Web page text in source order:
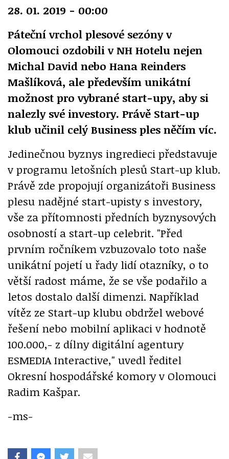
28. 01. 2019 - 00:00
Páteční vrchol plesové sezóny v
Olomouci ozdobili v NH Hotelu nejen
Michal David nebo Hana Reinders
Mašlíková, ale především unikátní
možnost pro vybrané start-upy, aby si
nalezly své investory. Právě Start-up
klub učinil celý Business ples něčím víc.
Jedinečnou byznys ingredieci představuje
v programu letošních plesů Start-up klub.
Právě zde propojují organizátoři Business
plesu nadějné start-upisty s investory,
vše za přítomnosti předních byznysových
osobností a start-up celebrit. "Před
prvním ročníkem vzbuzovalo toto naše
unikátní pojetí u řady lidí otazníky, o to
větší radost máme, že se vše podařilo a
letos dostalo další dimenzi. Například
vítěz ze Start-up klubu obdržel webové
řešení nebo mobilní aplikaci v hodnotě
100.000,- z dílny digitální agentury
ESMEDIA Interactive," uvedl ředitel
Okresní hospodářské komory v Olomouci
Radim Kašpar.
-ms-